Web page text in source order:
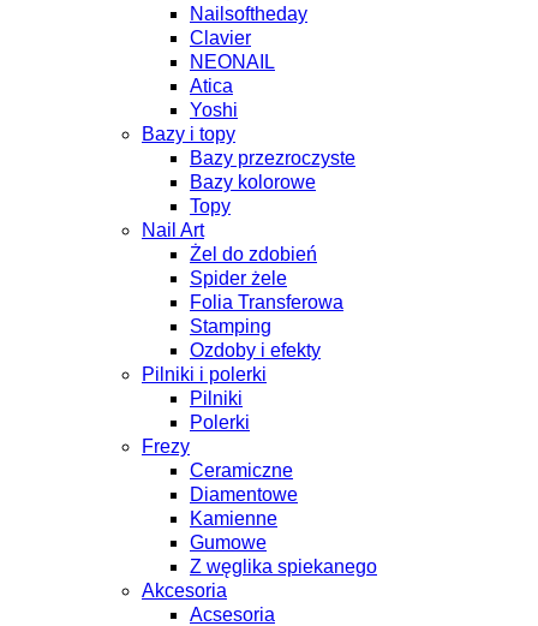
Nailsoftheday
Clavier
NEONAIL
Atica
Yoshi
Bazy i topy
Bazy przezroczyste
Bazy kolorowe
Topy
Nail Art
Żel do zdobień
Spider żele
Folia Transferowa
Stamping
Ozdoby i efekty
Pilniki i polerki
Pilniki
Polerki
Frezy
Ceramiczne
Diamentowe
Kamienne
Gumowe
Z węglika spiekanego
Akcesoria
Acsesoria